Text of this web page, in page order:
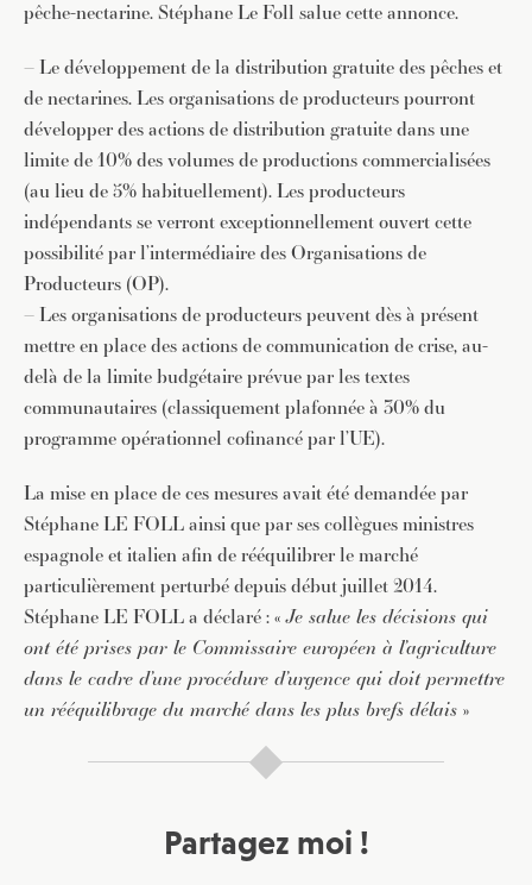
pêche-nectarine. Stéphane Le Foll salue cette annonce.
– Le développement de la distribution gratuite des pêches et
de nectarines. Les organisations de producteurs pourront
développer des actions de distribution gratuite dans une
limite de 10% des volumes de productions commercialisées
(au lieu de 5% habituellement). Les producteurs
indépendants se verront exceptionnellement ouvert cette
possibilité par l’intermédiaire des Organisations de
Producteurs (OP).
– Les organisations de producteurs peuvent dès à présent
mettre en place des actions de communication de crise, au-
delà de la limite budgétaire prévue par les textes
communautaires (classiquement plafonnée à 30% du
programme opérationnel cofinancé par l’UE).
La mise en place de ces mesures avait été demandée par
Stéphane LE FOLL ainsi que par ses collègues ministres
espagnole et italien afin de rééquilibrer le marché
particulièrement perturbé depuis début juillet 2014.
Stéphane LE FOLL a déclaré : «Je salue les décisions qui
ont été prises par le Commissaire européen à l’agriculture
dans le cadre d’une procédure d’urgence qui doit permettre
un rééquilibrage du marché dans les plus brefs délais »
Partagez moi !